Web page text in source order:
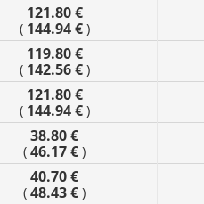
121.80 €
( 144.94 €)
119.80 €
( 142.56 €)
121.80 €
( 144.94 €)
38.80 €
( 46.17 € )
40.70 €
( 48.43 € )